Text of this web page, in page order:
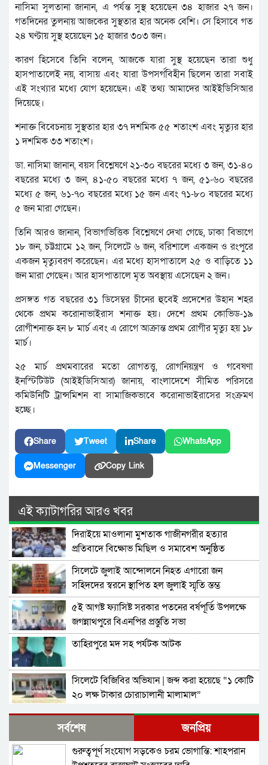
নাসিমা সুলতানা জানান, এ পর্যন্ত সুস্থ হয়েছেন ৩৪ হাজার ২৭ জন।
গতদিনের ‍তুলনায় আজকের সুস্থতার হার অনেক বেশি। সে হিসাবে গত
২৪ ঘণ্টায় সুস্থ হয়েছেন ১৫ হাজার ৩০৩ জন।
কারণ হিসেবে তিনি বলেন, আজকে যারা সুস্থ হয়েছেন তারা শুধু
হাসপাতালেই নয়, বাসায় এবং যারা উপসর্গবিহীন ছিলেন তারা সবাই
এই সংখ্যার মধ্যে যোগ হয়েছেন। এই তথ্য আমাদের আইইডিসিআর
দিয়েছে।
শনাক্ত বিবেচনায় সুস্থতার হার ৩৭ দশমিক ৫৫ শতাংশ এবং মৃত্যুর হার
১ দশমিক ৩৩ শতাংশ।
ডা. নাসিমা জানান, বয়স বিশ্লেষণে ২১-৩০ বছরের মধ্যে ৩ জন, ৩১-৪০
বছরের মধ্যে ৩ জন, ৪১-৫০ বছরের মধ্যে ৭ জন, ৫১-৬০ বছরের
মধ্যে ৫ জন, ৬১-৭০ বছরের মধ্যে ১৫ জন এবং ৭১-৮০ বছরের মধ্যে
৫ জন মারা গেছেন।
তিনি আরও জানান, বিভাগভিত্তিক বিশ্লেষণে দেখা গেছে, ঢাকা বিভাগে
১৮ জন, চট্টগ্রামে ১২ জন, সিলেটে ৬ জন, বরিশালে একজন ও রংপুরে
একজন মৃত্যুবরণ করেছেন। এর মধ্যে হাসপাতালে ২৫ ও বাড়িতে ১১
জন মারা গেছেন। আর হাসপাতালে মৃত অবস্থায় এসেছেন ২ জন।
প্রসঙ্গত গত বছরের ৩১ ডিসেম্বর চীনের হুবেই প্রদেশের উহান শহর
থেকে প্রথম করোনাভাইরাস শনাক্ত হয়। দেশে প্রথম কোভিড-১৯
রোগীশনাক্ত হন ৮ মার্চ এবং এ রোগে আক্রান্ত প্রথম রোগীর মৃত্যু হয় ১৮
মার্চ।
২৫ মার্চ প্রথমবারের মতো রোগতত্ত্ব, রোগনিয়ন্ত্রণ ও গবেষণা
ইনস্টিটিউট (আইইডিসিআর) জানায়, বাংলাদেশে সীমিত পরিসরে
কমিউনিটি ট্রান্সমিশন বা সামাজিকভাবে করোনাভাইরাসের সংক্রমণ
হচ্ছে।
Share Tweet Share WhatsApp
Messenger Copy Link
এই ক্যাটাগরির আরও খবর
দিরাইয়ে মাওলানা মুশতাক গাজীনগরীর হত্যার
প্রতিবাদে বিক্ষোভ মিছিল ও সমাবেশ অনুষ্ঠিত
সিলেটে জুলাই আন্দোলনে নিহত এগারো জন
সহিদদের স্বরনে স্থাপিত হল জুলাই স্মৃতি স্তম্ভ
৫ই আগষ্ট ফ্যাসিষ্ট সরকার পতনের বর্ষপূর্তি উপলক্ষে
জগন্নাথপুরে বিএনপির প্রস্তুতি সভা
তাহিরপুরে মদ সহ পর্যটক আটক
সিলেটে বিজিবির অভিযান | জব্দ করা হয়েছে “১ কোটি
২০ লক্ষ টাকার চোরাচালানী মালামাল”
জগন্নাথপুরে পল্লী বিদ্যুৎ এর ঘনঘন লোডশেডিং ,
জনসাধারণের ভোগান্তি
জৈন্তাপুরে জেলা প্রশাসক উদ্বোধন করলেন “বৃক্ষরোপন
সর্বশেষ জনপ্রিয়
গুরুত্বপূর্ণ সংযোগ সড়কেও চরম ভোগান্তি: শাহপরান